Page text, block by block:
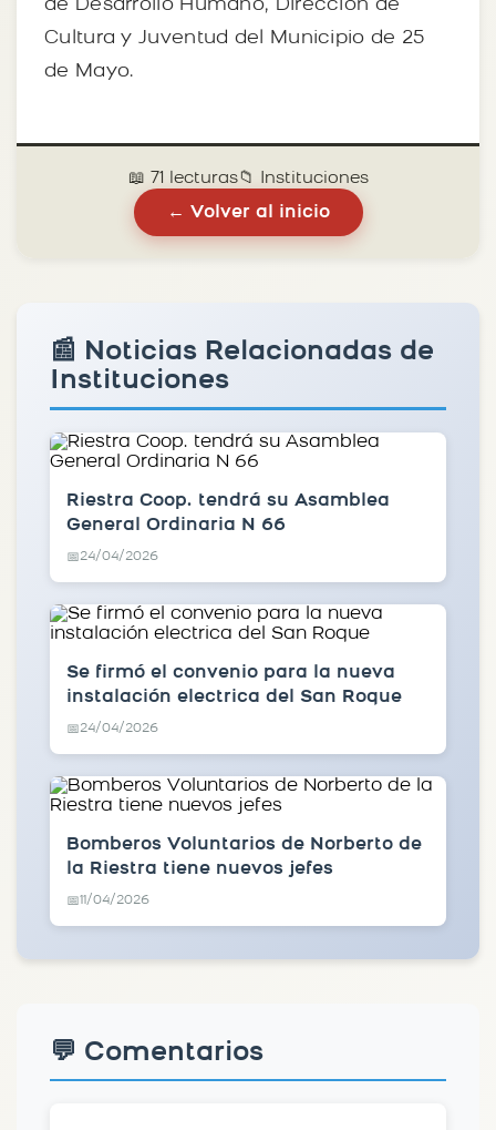
de Desarrollo Humano, Dirección de
Cultura y Juventud del Municipio de 25
de Mayo.
📖 71 lecturas📁 Instituciones
← Volver al inicio
📰 Noticias Relacionadas de
Instituciones
Riestra Coop. tendrá su Asamblea
General Ordinaria N 66
📅24/04/2026
Se firmó el convenio para la nueva
instalación electrica del San Roque
📅24/04/2026
Bomberos Voluntarios de Norberto de
la Riestra tiene nuevos jefes
📅11/04/2026
💬 Comentarios